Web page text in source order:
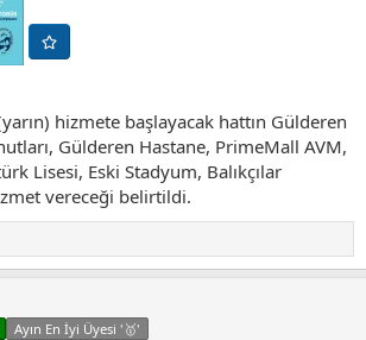
hizmete başlayacak hattın Gülderen
Gülderen Hastane, PrimeMall AVM,
Lisesi, Eski Stadyum, Balıkçılar
vereceği belirtildi.
Ayın En İyi Üyesi '🥇'